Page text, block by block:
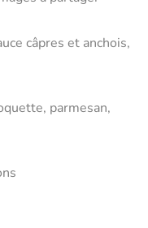
câpres et anchois,
parmesan,